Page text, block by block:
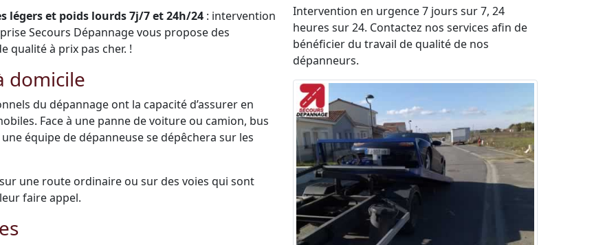
légers et poids lourds 7j/7 et 24h/24 : intervention
Secours Dépannage vous propose des
qualité à prix pas cher. !
domicile
du dépannage ont la capacité d’assurer en
Face à une panne de voiture ou camion, bus
équipe de dépanneuse se dépêchera sur les
une route ordinaire ou sur des voies qui sont
faire appel.
Intervention en urgence 7 jours sur 7, 24
heures sur 24. Contactez nos services afin de
bénéficier du travail de qualité de nos
dépanneurs.